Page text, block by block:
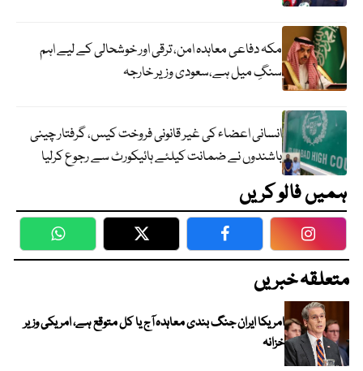
مکہ دفاعی معاہدہ امن، ترقی اور خوشحالی کے لیے اہم
سنگِ میل ہے،سعودی وزیر خارجہ
انسانی اعضاء کی غیر قانونی فروخت کیس، گرفتار چینی
باشندوں نے ضمانت کیلئے ہائیکورٹ سے رجوع کرلیا
ہمیں فالو کریں
WhatsApp Twitter Facebook
متعلقہ خبریں
امریکا ایران جنگ بندی معاہدہ آج یا کل متوقع ہے، امریکی وزیر
خزانہ